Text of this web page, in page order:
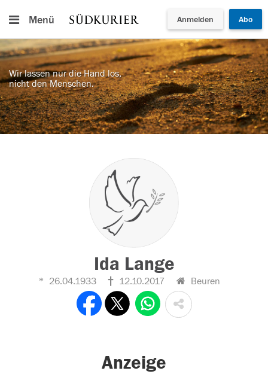
Menü Anmelden Abo
Wir lassen nur die Hand los,
nicht den Menschen.
Ida Lange
26.04.1933 12.10.2017 Beuren
Anzeige